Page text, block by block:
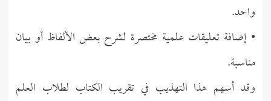
واحد.
• إضافة تعليقات علمية مختصرة لشرح بعض الألفاظ أو بيان
مناسبة.
وقد أسهم هذا التهذيب في تقريب الكتاب لطلاب العلم